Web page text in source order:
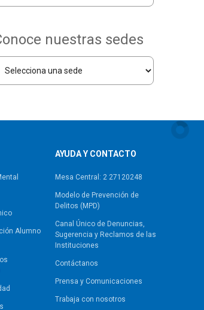
nuestras sedes
Alumno
AYUDA Y CONTACTO
Mesa Central: 2 27120248
Modelo de Prevención de
Delitos (MPD)
Canal Único de Denuncias,
Sugerencia y Reclamos de las
Instituciones
Contáctanos
Prensa y Comunicaciones
Trabaja con nosotros